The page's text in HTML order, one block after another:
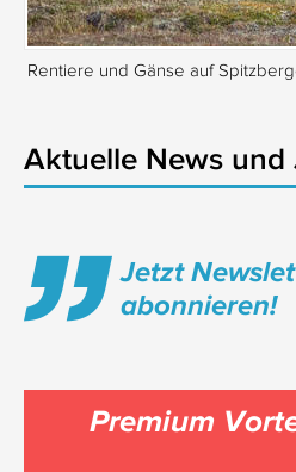
Rentiere und Gänse auf
Aktuelle News und
Jetzt
abonnieren!
Premium